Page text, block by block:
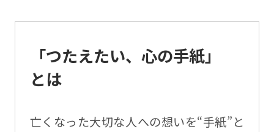
「つたえたい、心の手紙」
とは
亡くなった大切な人への想いを“手紙”と